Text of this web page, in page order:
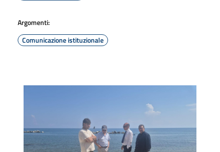
Argomenti:
Comunicazione istituzionale